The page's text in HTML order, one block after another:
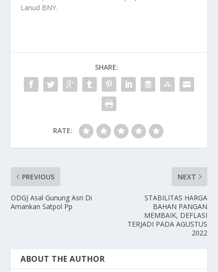
Lanud BNY.
SHARE:
RATE:
PREVIOUS
ODGJ Asal Gunung Asri Di
Amankan Satpol Pp
NEXT
STABILITAS HARGA
BAHAN PANGAN
MEMBAIK, DEFLASI
TERJADI PADA AGUSTUS
2022
ABOUT THE AUTHOR